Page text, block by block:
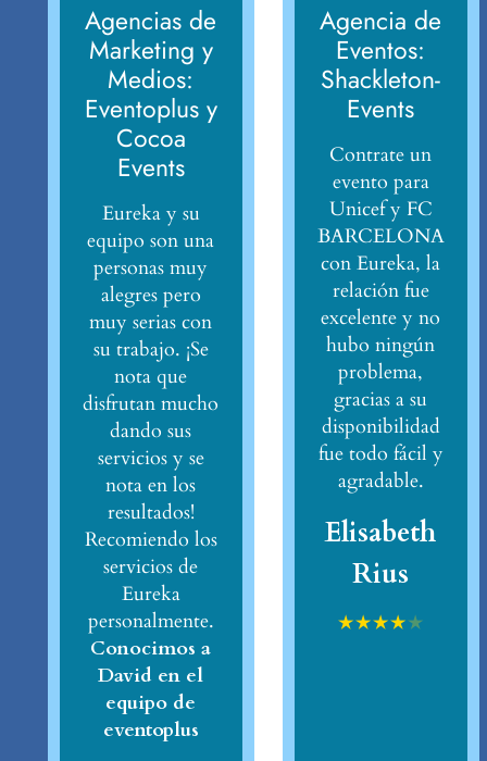
Agencias de
Marketing y
Medios:
Eventoplus y
Cocoa
Events
Eureka y su
equipo son una
personas muy
alegres pero
muy serias con
su trabajo. ¡Se
nota que
disfrutan mucho
dando sus
servicios y se
nota en los
resultados!
Recomiendo los
servicios de
Eureka
personalmente.
Conocimos a
David en el
equipo de
eventoplus
Agencia de
Eventos:
Shackleton-
Events
Contrate un
evento para
Unicef y FC
BARCELONA
con Eureka, la
relación fue
excelente y no
hubo ningún
problema,
gracias a su
disponibilidad
fue todo fácil y
agradable.
Elisabeth
Rius
★★★★★